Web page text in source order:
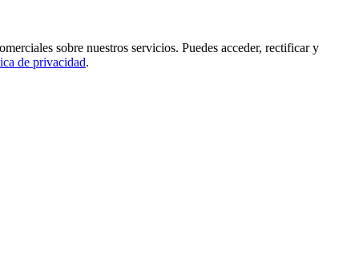
sobre nuestros servicios. Puedes acceder, rectificar y
de privacidad.